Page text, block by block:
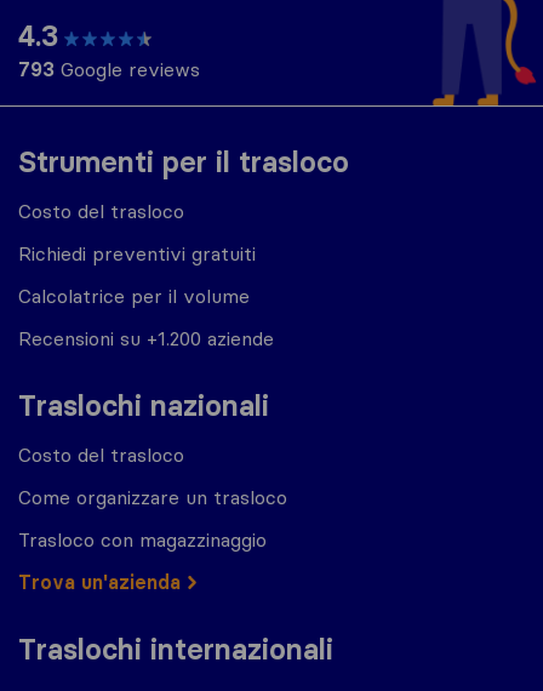
Strumenti per il trasloco
Costo del trasloco
Richiedi preventivi gratuiti
Calcolatrice per il volume
Recensioni su +1.200 aziende
Traslochi nazionali
Costo del trasloco
Come organizzare un trasloco
Trasloco con magazzinaggio
Trova un'azienda
Traslochi internazionali
4.3
793 Google reviews